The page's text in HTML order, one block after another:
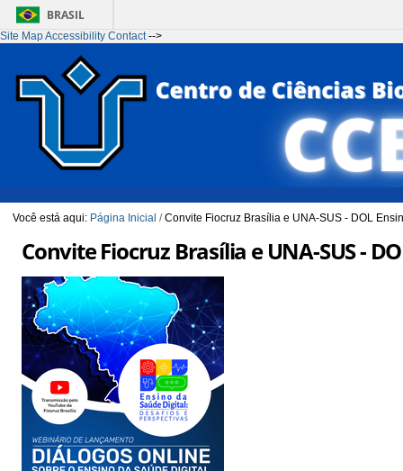
BRASIL
Ir para o conteúdo
Site MapAccessibility Contact-->
Você está aqui: Página Inicial /Convite Fiocruz Brasília e UNA-SUS - DOL
Convite Fiocruz Brasília e UNA-SUS -